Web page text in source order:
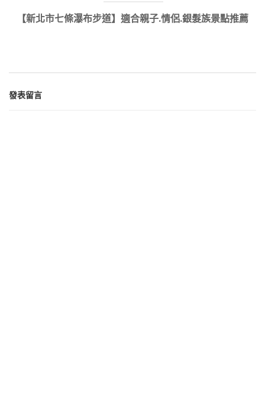
【新北市七條瀑布步道】適合親子.情侶.銀髮族景點推薦
發表留言